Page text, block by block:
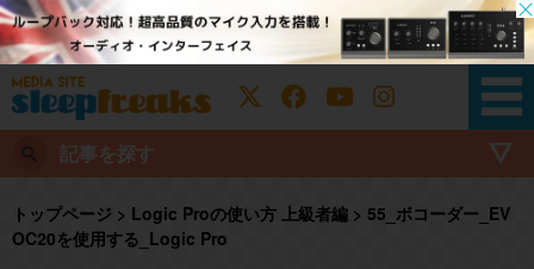
記事を探す
トップページ > Logic Proの使い方 上級者編 > 55_ボコーダー_EV
OC20を使用する_Logic Pro